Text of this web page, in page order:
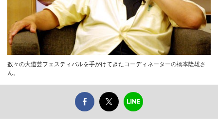
数々の大道芸フェスティバルを手がけてきたコーディネーターの橋本隆雄さ
ん。